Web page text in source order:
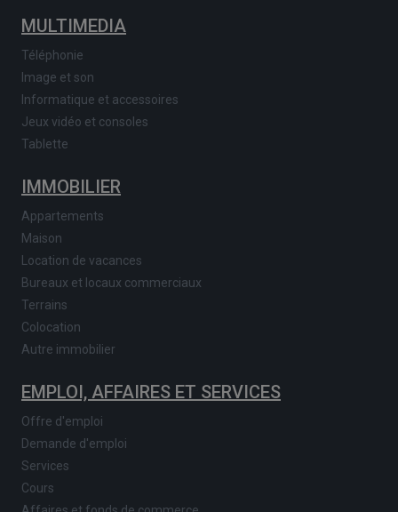
MULTIMEDIA
Téléphonie
Image et son
Informatique et accessoires
Jeux vidéo et consoles
Tablette
IMMOBILIER
Appartements
Maison
Location de vacances
Bureaux et locaux commerciaux
Terrains
Colocation
Autre immobilier
EMPLOI, AFFAIRES ET SERVICES
Offre d'emploi
Demande d'emploi
Services
Cours